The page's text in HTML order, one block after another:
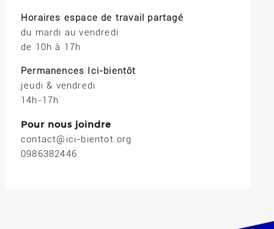
Horaires espace de travail partagé
du mardi au vendredi
de 10h à 17h
Permanences Ici-bientôt
jeudi & vendredi
14h-17h
Pour nous joindre
contact@ici-bientot.org
0986382446